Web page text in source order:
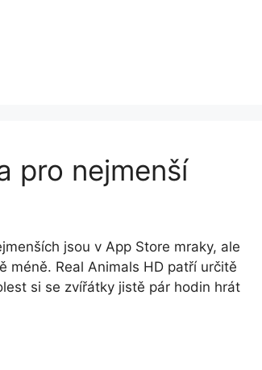
pro nejmenší
jsou v App Store mraky, ale
méně. Real Animals HD patří určitě
si se zvířátky jistě pár hodin hrát